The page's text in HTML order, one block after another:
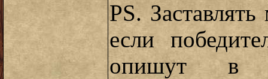
PS.
если
опишут в